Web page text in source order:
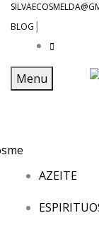
BLOG |
Menu
AZEITE